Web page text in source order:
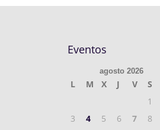
Eventos
agosto 2026
L M X J V S
1
3
4 5 6 7 8